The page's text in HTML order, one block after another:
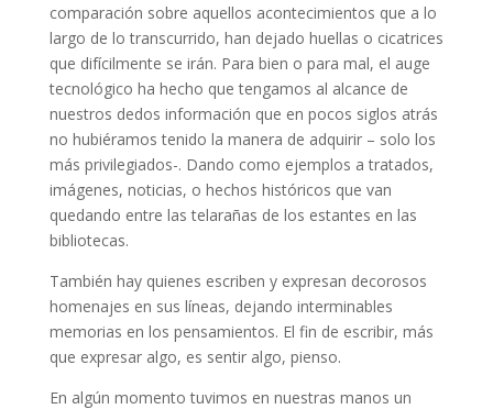
comparación sobre aquellos acontecimientos que a lo
largo de lo transcurrido, han dejado huellas o cicatrices
que difícilmente se irán. Para bien o para mal, el auge
tecnológico ha hecho que tengamos al alcance de
nuestros dedos información que en pocos siglos atrás
no hubiéramos tenido la manera de adquirir – solo los
más privilegiados-. Dando como ejemplos a tratados,
imágenes, noticias, o hechos históricos que van
quedando entre las telarañas de los estantes en las
bibliotecas.
También hay quienes escriben y expresan decorosos
homenajes en sus líneas, dejando interminables
memorias en los pensamientos. El fin de escribir, más
que expresar algo, es sentir algo, pienso.
En algún momento tuvimos en nuestras manos un